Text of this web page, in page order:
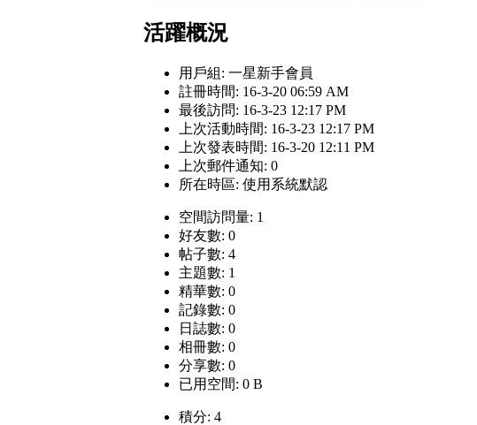
活躍概況
用戶組: 一星新手會員
註冊時間: 16-3-20 06:59 AM
最後訪問: 16-3-23 12:17 PM
上次活動時間: 16-3-23 12:17 PM
上次發表時間: 16-3-20 12:11 PM
上次郵件通知: 0
所在時區: 使用系統默認
空間訪問量: 1
好友數: 0
帖子數: 4
主題數: 1
精華數: 0
記錄數: 0
日誌數: 0
相冊數: 0
分享數: 0
已用空間: 0 B
積分: 4